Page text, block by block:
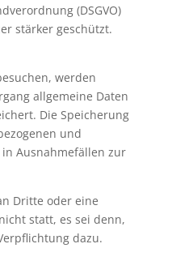
(DSGVO)
stärker geschützt.
werden
allgemeine Daten
Die Speicherung
und
Ausnahmefällen zur
Dritte oder eine
statt, es sei denn,
dazu.